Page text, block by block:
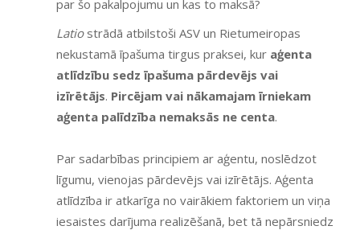
par šo pakalpojumu un kas to maksā?
Latiostrādā atbilstoši ASV un Rietumeiropas
nekustamā īpašuma tirgus praksei, kur aģenta
atlīdzību sedz īpašuma pārdevējs vai
izīrētājs. Pircējam vai nākamajam īrniekam
aģenta palīdzība nemaksās ne centa.
Par sadarbības principiem ar aģentu, noslēdzot
līgumu, vienojas pārdevējs vai izīrētājs. Aģenta
atlīdzība ir atkarīga no vairākiem faktoriem un viņa
iesaistes darījuma realizēšanā, bet tā nepārsniedz